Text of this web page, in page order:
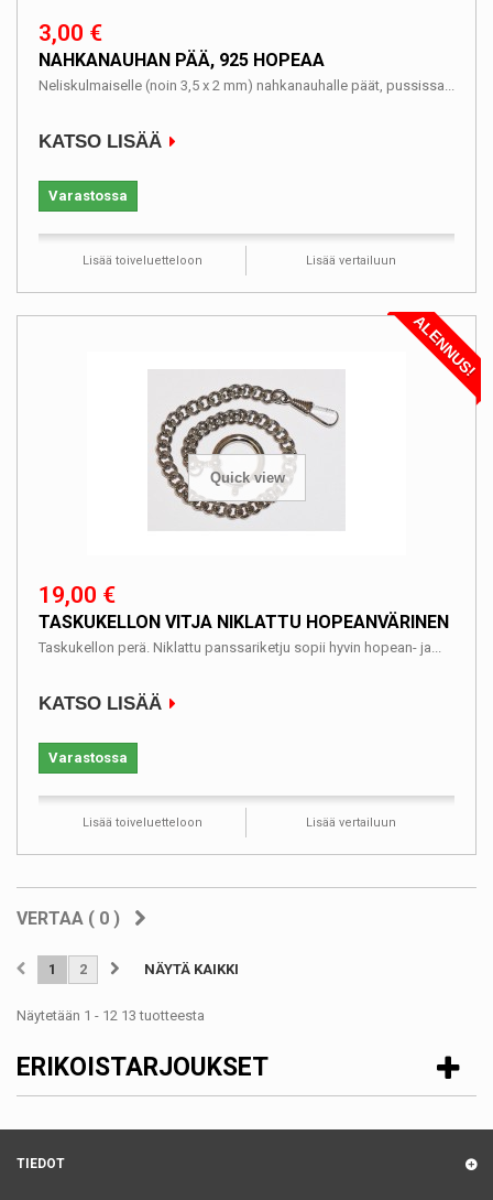
3,00 €
NAHKANAUHAN PÄÄ, 925 HOPEAA
Neliskulmaiselle (noin 3,5 x 2 mm) nahkanauhalle päät, pussissa...
KATSO LISÄÄ
Varastossa
Lisää toiveluetteloon Lisää vertailuun
Quick view
ALENNUS!
19,00 €
TASKUKELLON VITJA NIKLATTU HOPEANVÄRINEN
Taskukellon perä. Niklattu panssariketju sopii hyvin hopean- ja...
KATSO LISÄÄ
Varastossa
Lisää toiveluetteloon Lisää vertailuun
VERTAA ( 0 )
NÄYTÄ KAIKKI
1 2
Näytetään 1 - 12 13 tuotteesta
ERIKOISTARJOUKSET
TIEDOT